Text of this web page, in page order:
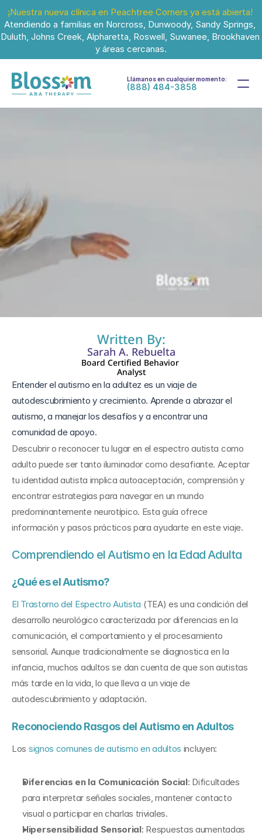
¡Nuestra nueva clínica en Peachtree Corners ya está abierta!
Atendiendo a familias en Norcross, Dunwoody, Sandy Springs,
Duluth, Johns Creek, Alpharetta, Roswell, Suwanee, Brookhaven
y áreas cercanas.
Llámanos en cualquier momento:
(888) 484-3858
Written By:
Sarah A. Rebuelta
Board Certified Behavior
Analyst
Entender el autismo en la adultez es un viaje de
autodescubrimiento y crecimiento. Aprende a abrazar el
autismo, a manejar los desafíos y a encontrar una
comunidad de apoyo.
Descubrir o reconocer tu lugar en el espectro autista como
adulto puede ser tanto iluminador como desafiante. Aceptar
tu identidad autista implica autoaceptación, comprensión y
encontrar estrategias para navegar en un mundo
predominantemente neurotípico. Esta guía ofrece
información y pasos prácticos para ayudarte en este viaje.
Comprendiendo el Autismo en la Edad Adulta
¿Qué es el Autismo?
El Trastorno del Espectro Autista (TEA) es una condición del
desarrollo neurológico caracterizada por diferencias en la
comunicación, el comportamiento y el procesamiento
sensorial. Aunque tradicionalmente se diagnostica en la
infancia, muchos adultos se dan cuenta de que son autistas
más tarde en la vida, lo que lleva a un viaje de
autodescubrimiento y adaptación.
Reconociendo Rasgos del Autismo en Adultos
Los signos comunes de autismo en adultos incluyen:
Diferencias en la Comunicación Social: Dificultades
para interpretar señales sociales, mantener contacto
visual o participar en charlas triviales.
Hipersensibilidad Sensorial: Respuestas aumentadas